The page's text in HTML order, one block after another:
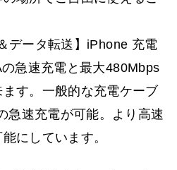
データ転送】iPhone 充電
急速充電と最大480Mbps
す。一般的な充電ケーブ
急速充電が可能。より高速
にしています。